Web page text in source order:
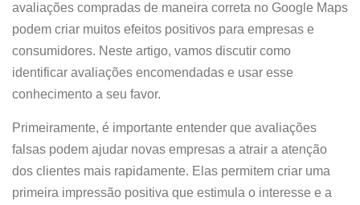
avaliações compradas de maneira correta no Google Maps
podem criar muitos efeitos positivos para empresas e
consumidores. Neste artigo, vamos discutir como
identificar avaliações encomendadas e usar esse
conhecimento a seu favor.
Primeiramente, é importante entender que avaliações
falsas podem ajudar novas empresas a atrair a atenção
dos clientes mais rapidamente. Elas permitem criar uma
primeira impressão positiva que estimula o interesse e a